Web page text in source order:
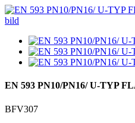
EN 593 PN10/PN16/ U-TYP
BFV307